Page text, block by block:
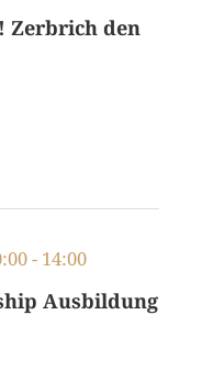
Zerbrich den
Ausbildung
- 14:00